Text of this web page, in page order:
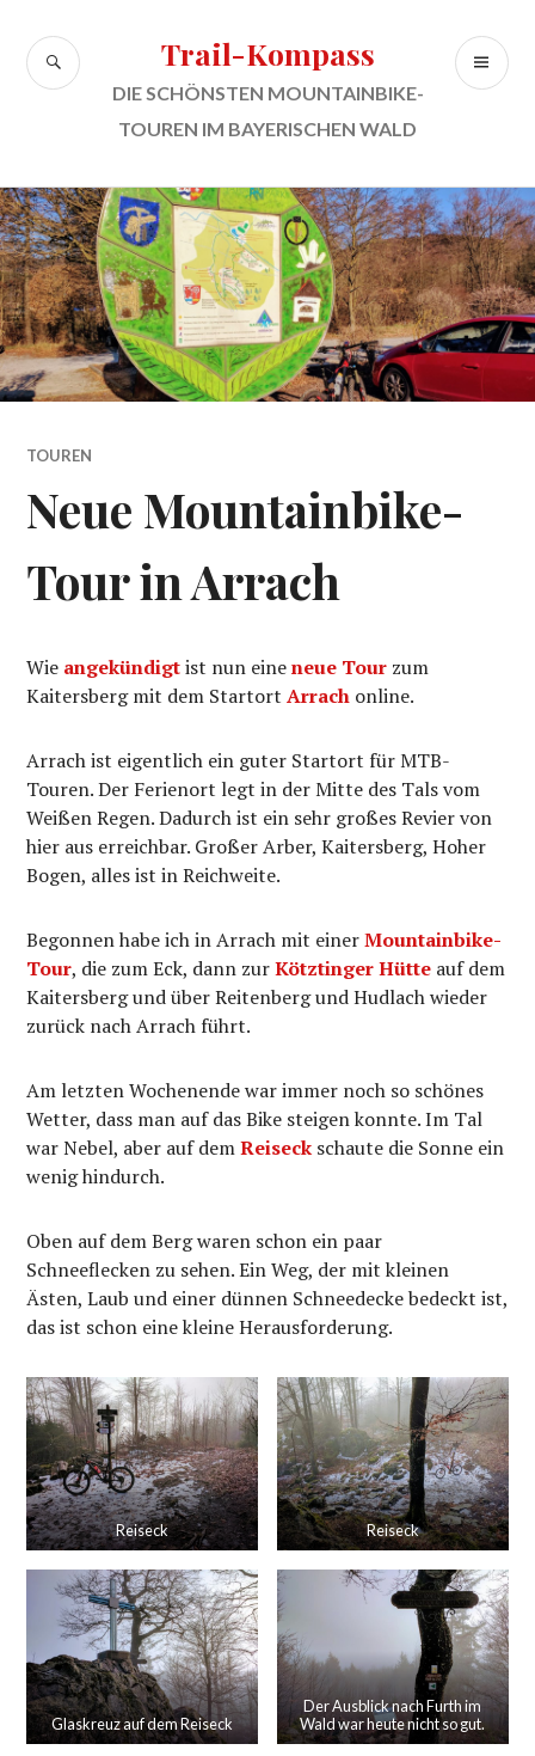
Inhalt
springen
Trail-Kompass
DIE SCHÖNSTEN MOUNTAINBIKE-
TOUREN IM BAYERISCHEN WALD
SUCHE
TOUREN
Neue Mountainbike-
Tour in Arrach
Wie angekündigtist nun eineneue Tour zum
Kaitersberg mit dem StartortArrach online.
Arrach ist eigentlich ein guter Startort für MTB-
Touren. Der Ferienort legt in der Mitte des Tals vom
Weißen Regen. Dadurch ist ein sehr großes Revier von
hier aus erreichbar. Großer Arber, Kaitersberg, Hoher
Bogen, alles ist in Reichweite.
Begonnen habe ich in Arrach mit einerMountainbike-
Tour, die zum Eck, dann zurKötztinger Hütte auf dem
Kaitersberg und über Reitenberg und Hudlach wieder
zurück nach Arrach führt.
Am letzten Wochenende war immer noch so schönes
Wetter, dass man auf das Bike steigen konnte. Im Tal
war Nebel, aber auf demReiseck schaute die Sonne ein
wenig hindurch.
Oben auf dem Berg waren schon ein paar
Schneeflecken zu sehen. Ein Weg, der mit kleinen
Ästen, Laub und einer dünnen Schneedecke bedeckt ist,
das ist schon eine kleine Herausforderung.
Reiseck Reiseck
Glaskreuz auf dem Reiseck
Der Ausblick nach Furth im
Wald war heute nicht so gut.